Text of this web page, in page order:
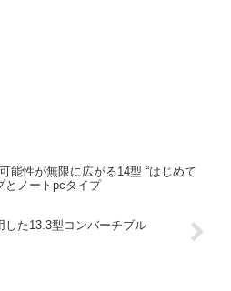
能性が無限に広がる14型 “はじめて
とノートpcタイプ
した13.3型コンバーチブル